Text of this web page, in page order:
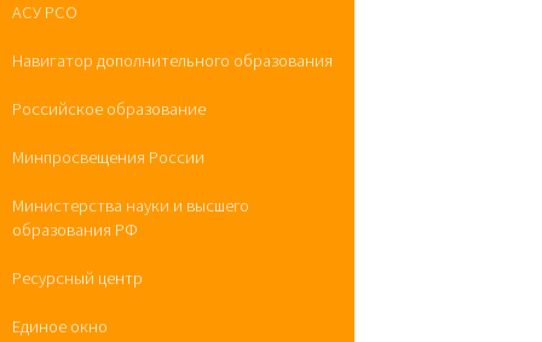
АСУ РСО
Навигатор дополнительного образования
Российское образование
Минпросвещения России
Министерства науки и высшего
образования РФ
Ресурсный центр
Единое окно